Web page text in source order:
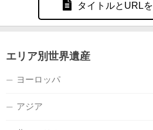
タイトルとURL
エリア別世界遺産
ヨーロッパ
アジア